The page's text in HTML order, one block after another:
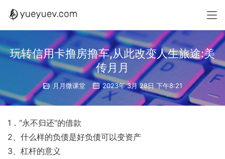
玩转信用卡撸房撸车,从此改变人生旅途:美
传月月
月月微课堂 2023年 3月 28日 下午8:21
1．“永不归还”的借款
2、什么样的负债是好负债可以变资产
3、杠杆的意义